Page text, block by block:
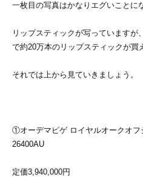
一枚目の写真はかなりエグいことに
リップスティックが写っています
で約20万本のリップスティックが買
それでは上から見ていきましょう。
①オーデマピゲ ロイヤルオークオフ
26400AU
定価3,940,000円